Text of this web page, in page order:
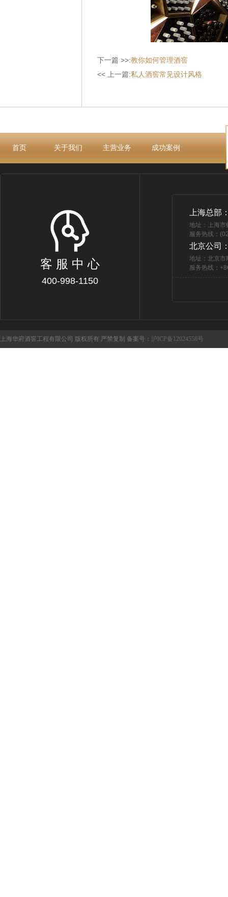
下一篇 >>:教你如何管理酒窖
<< 上一篇:私人酒窖常见设计风格
首页 关于我们 主营业务 成功案例
客 服 中 心
400-998-1150
上海总部
地址：上海
服务热线：
北京公司
地址：北京市
服务热线：
上海华府酒窖工程有限公司 版权所有 严禁复制 备案号： 沪ICP备12024558号